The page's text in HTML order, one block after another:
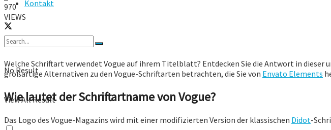
Kontakt
No Result
View All Result
970
VIEWS
Welche Schriftart verwendet Vogue auf ihrem Titelblatt? Entdecken Sie die Antwort in dieser
großartige Alternativen zu den Vogue-Schriftarten betrachten, die Sie von Envato Elements
Wie lautet der Schriftartname von Vogue?
Das Logo des Vogue-Magazins wird mit einer modifizierten Version der klassischen Didot-